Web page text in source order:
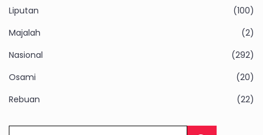
Liputan
(100)
Majalah
(2)
Nasional
(292)
Osami
(20)
Rebuan
(22)